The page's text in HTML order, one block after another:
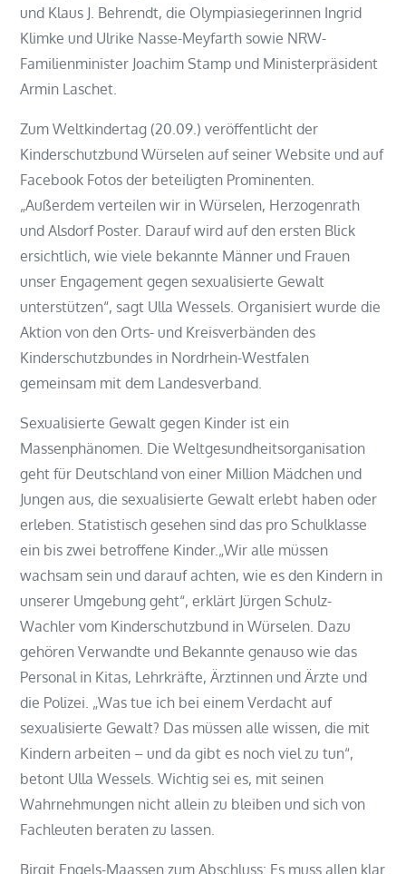
und Klaus J. Behrendt, die Olympiasiegerinnen Ingrid
Klimke und Ulrike Nasse-Meyfarth sowie NRW-
Familienminister Joachim Stamp und Ministerpräsident
Armin Laschet.
Zum Weltkindertag (20.09.) veröffentlicht der
Kinderschutzbund Würselen auf seiner Website und auf
Facebook Fotos der beteiligten Prominenten.
„Außerdem verteilen wir in Würselen, Herzogenrath
und Alsdorf Poster. Darauf wird auf den ersten Blick
ersichtlich, wie viele bekannte Männer und Frauen
unser Engagement gegen sexualisierte Gewalt
unterstützen“, sagt Ulla Wessels. Organisiert wurde die
Aktion von den Orts- und Kreisverbänden des
Kinderschutzbundes in Nordrhein-Westfalen
gemeinsam mit dem Landesverband.
Sexualisierte Gewalt gegen Kinder ist ein
Massenphänomen. Die Weltgesundheitsorganisation
geht für Deutschland von einer Million Mädchen und
Jungen aus, die sexualisierte Gewalt erlebt haben oder
erleben. Statistisch gesehen sind das pro Schulklasse
ein bis zwei betroffene Kinder.„Wir alle müssen
wachsam sein und darauf achten, wie es den Kindern in
unserer Umgebung geht“, erklärt Jürgen Schulz-
Wachler vom Kinderschutzbund in Würselen. Dazu
gehören Verwandte und Bekannte genauso wie das
Personal in Kitas, Lehrkräfte, Ärztinnen und Ärzte und
die Polizei. „Was tue ich bei einem Verdacht auf
sexualisierte Gewalt? Das müssen alle wissen, die mit
Kindern arbeiten – und da gibt es noch viel zu tun“,
betont Ulla Wessels. Wichtig sei es, mit seinen
Wahrnehmungen nicht allein zu bleiben und sich von
Fachleuten beraten zu lassen.
Birgit Engels-Maassen zum Abschluss: Es muss allen klar